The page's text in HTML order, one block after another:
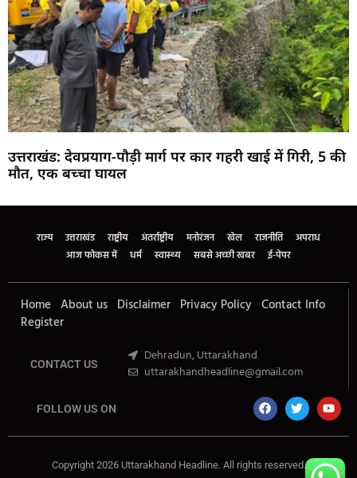
उत्तराखंड: देवप्रयाग-पौड़ी मार्ग पर कार गहरी खाई में गिरी, 5 की
मौत, एक बच्चा घायल
राज्य उत्तराखंड राष्ट्रीय अंतर्राष्ट्रीय मनोरंजन खेल राजनीति
अपराध
आज फोकस में
धर्म स्वास्थ्य सबसे अच्छी खबर ई-पेपर
Home About us Disclaimer Privacy Policy Contact Info
Register
CONTACT US
Dehradun, Uttarakhand
uttarakhandheadline@gmail.com
FOLLOW US ON
Copyright 2026 Uttarakhand Headline. All rights reserved.